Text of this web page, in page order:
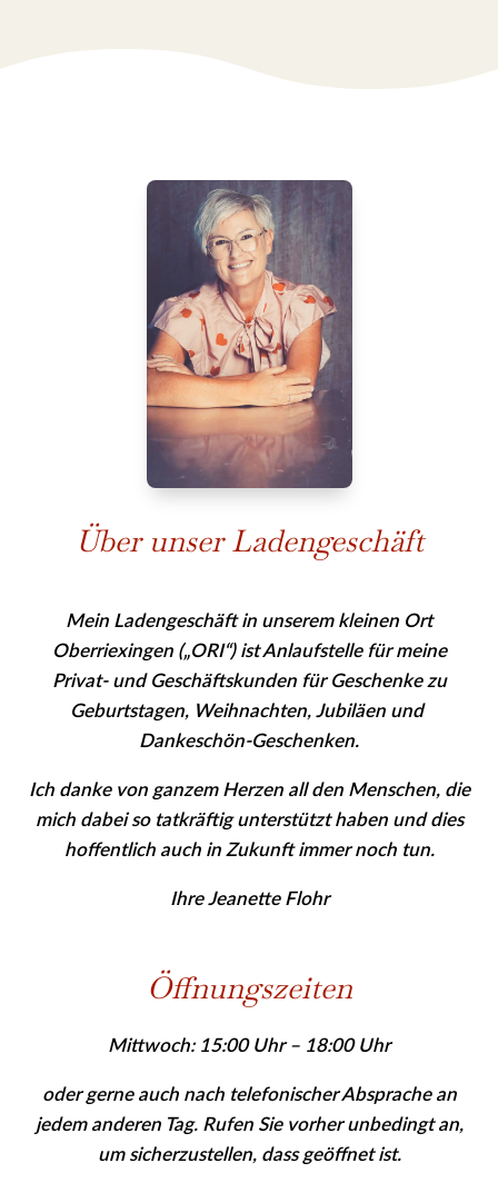
Über unser Ladengeschäft
Mein Ladengeschäft in unserem kleinen Ort
Oberriexingen („ORI“) ist Anlaufstelle für meine
Privat- und Geschäfts­kunden für Geschenke zu
Geburtstagen, Weihnachten, Jubiläen und
Dankeschön-Geschenken.
Ich danke von ganzem Herzen all den Menschen, die
mich dabei so tatkräftig unterstützt haben und dies
hoffentlich auch in Zukunft immer noch tun.
Ihre Jeanette Flohr
Öffnungszeiten
Mittwoch: 15:00 Uhr – 18:00 Uhr
oder gerne auch nach telefonischer Absprache an
jedem anderen Tag. Rufen Sie vor­herunbedingtan,
um sicher­zu­stellen, dass geöffnet ist.